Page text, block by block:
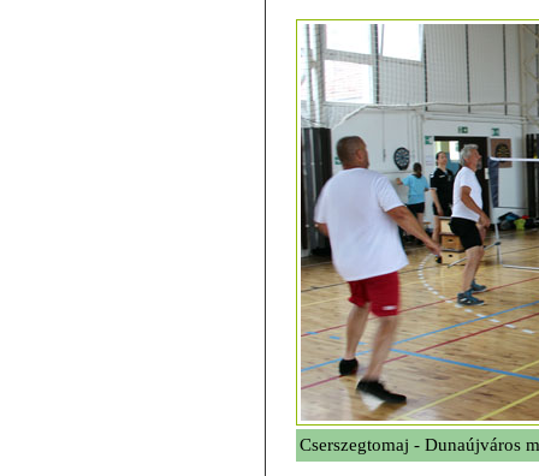
Cserszegtomaj - Dunaújváros